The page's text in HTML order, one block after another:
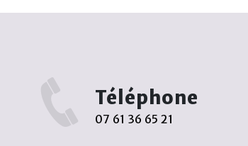
Téléphone
07 61 36 65 21